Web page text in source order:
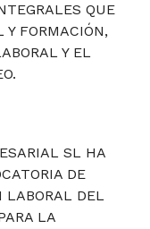
QUE
Y FORMACIÓN,
Y EL
SL HA
DE
LABORAL DEL
LA